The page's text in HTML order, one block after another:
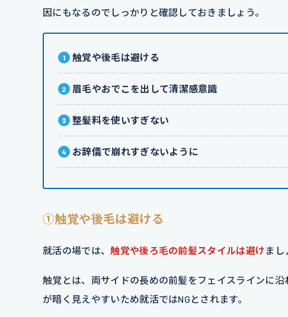
因にもなるのでしっかりと確認しておきましょう。
触覚や後毛は避ける
眉毛やおでこを出して清潔感意識
整髪料を使いすぎない
お辞儀で崩れすぎないように
①触覚や後毛は避ける
就活の場では、触覚や後ろ毛の前髪スタイルは避け まし
触覚とは、両サイドの長めの前髪をフェイスラインに
が暗く見えやすいため就活ではNGとされます。